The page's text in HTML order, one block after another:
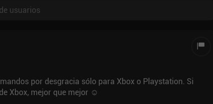
usuarios
por desgracia sólo para Xbox o Playstation. Si
Xbox, mejor que mejor ☺️